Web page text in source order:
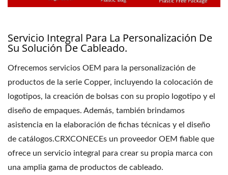
Servicio Integral Para La Personalización De
Su Solución De Cableado.
Ofrecemos servicios OEM para la personalización de
productos de la serie Copper, incluyendo la colocación de
logotipos, la creación de bolsas con su propio logotipo y el
diseño de empaques. Además, también brindamos
asistencia en la elaboración de fichas técnicas y el diseño
de catálogos.CRXCONECEs un proveedor OEM fiable que
ofrece un servicio integral para crear su propia marca con
una amplia gama de productos de cableado.